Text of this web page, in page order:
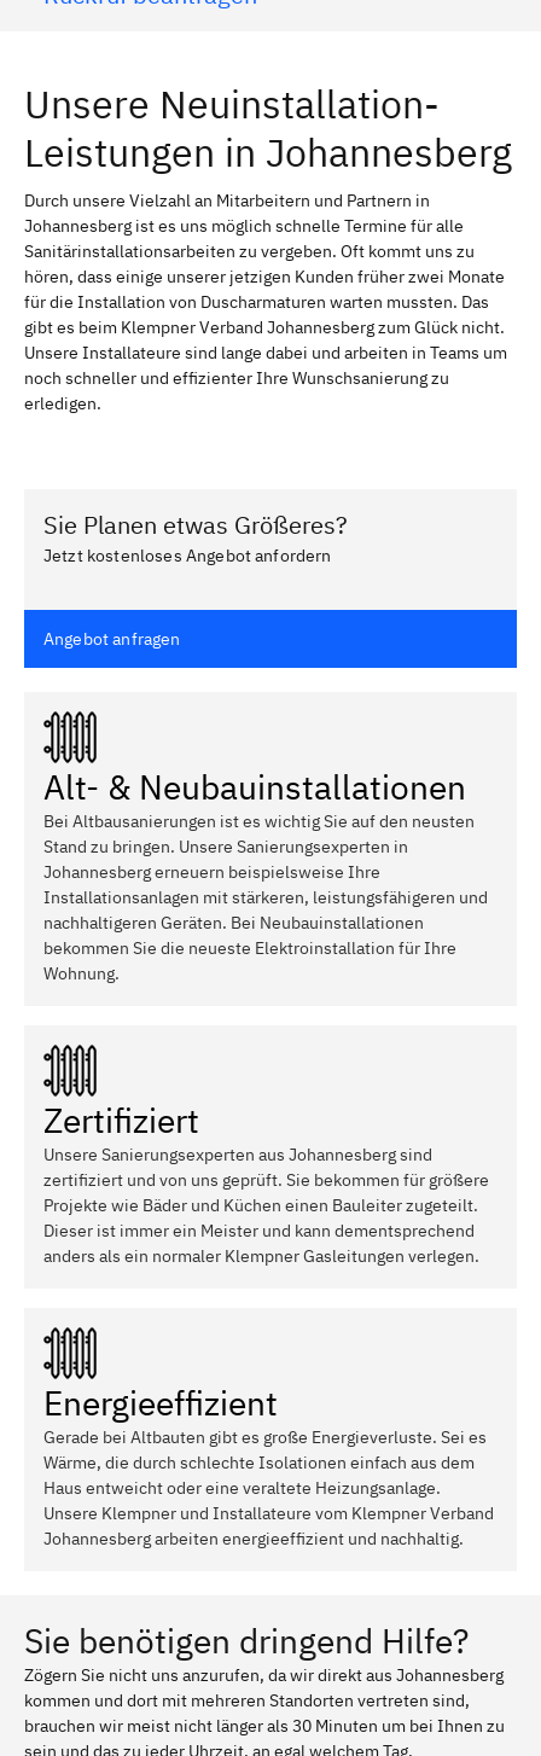
Unsere Neuinstallation-
Leistungen in Johannesberg
Durch unsere Vielzahl an Mitarbeitern und Partnern in
Johannesberg ist es uns möglich schnelle Termine für alle
Sanitärinstallationsarbeiten zu vergeben. Oft kommt uns zu
hören, dass einige unserer jetzigen Kunden früher zwei Monate
für die Installation von Duscharmaturen warten mussten. Das
gibt es beim Klempner Verband Johannesberg zum Glück nicht.
Unsere Installateure sind lange dabei und arbeiten in Teams um
noch schneller und effizienter Ihre Wunschsanierung zu
erledigen.
Sie Planen etwas Größeres?
Jetzt kostenloses Angebot anfordern
Angebot anfragen
Alt- & Neubauinstallationen
Bei Altbausanierungen ist es wichtig Sie auf den neusten
Stand zu bringen. Unsere Sanierungsexperten in
Johannesberg erneuern beispielsweise Ihre
Installationsanlagen mit stärkeren, leistungsfähigeren und
nachhaltigeren Geräten. Bei Neubauinstallationen
bekommen Sie die neueste Elektroinstallation für Ihre
Wohnung.
Zertifiziert
Unsere Sanierungsexperten aus Johannesberg sind
zertifiziert und von uns geprüft. Sie bekommen für größere
Projekte wie Bäder und Küchen einen Bauleiter zugeteilt.
Dieser ist immer ein Meister und kann dementsprechend
anders als ein normaler Klempner Gasleitungen verlegen.
Energieeffizient
Gerade bei Altbauten gibt es große Energieverluste. Sei es
Wärme, die durch schlechte Isolationen einfach aus dem
Haus entweicht oder eine veraltete Heizungsanlage.
Unsere Klempner und Installateure vom Klempner Verband
Johannesberg arbeiten energieeffizient und nachhaltig.
Sie benötigen dringend Hilfe?
Zögern Sie nicht uns anzurufen, da wir direkt aus Johannesberg
kommen und dort mit mehreren Standorten vertreten sind,
brauchen wir meist nicht länger als 30 Minuten um bei Ihnen zu
sein und das zu jeder Uhrzeit, an egal welchem Tag.